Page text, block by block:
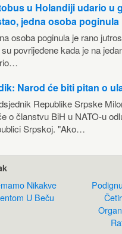
u Holandiji udario u
jedna osoba poginula
osoba poginula je rano
povrijeđene kada je na
Narod će biti pitan o
Republike Srpske
o članstvu BiH u NATO-u
Srpskoj. "Ako…
Nikakve
U Beču